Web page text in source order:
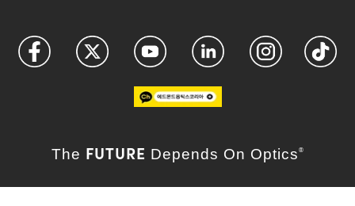
The FUTURE Depends On Optics ®